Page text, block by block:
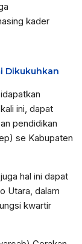
kader
Dikukuhkan
ini, dapat
pendidikan
se Kabupaten
hal ini dapat
Utara, dalam
kwartir